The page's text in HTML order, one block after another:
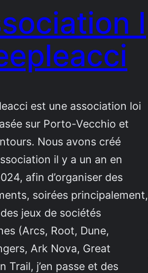
I
est une association loi
sur Porto-Vecchio et
Nous avons créé
il y a un an en
afin d’organiser des
soirées principalement,
jeux de sociétés
(Arcs, Root, Dune,
Ark Nova, Great
Trail, j’en passe et des